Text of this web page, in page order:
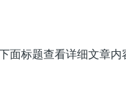
面标题查看详细文章内